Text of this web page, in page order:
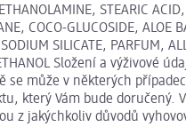
STEARIC
COCO-GLUCOSIDE, ALOE
SILICATE, PARFUM,
Složení a výživové
se může v některých
který Vám bude doručený.
z jakýchkoliv důvodů